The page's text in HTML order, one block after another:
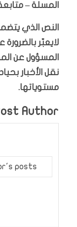
المسلة –
النص الذي
لايعبّر
المسؤول عن
نقل الأخبار
مستوياتها.
Author
posts